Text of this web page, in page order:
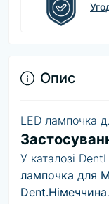
Опис
LED лампочка
У каталозі
лампочка для
Dent.Німеччина.